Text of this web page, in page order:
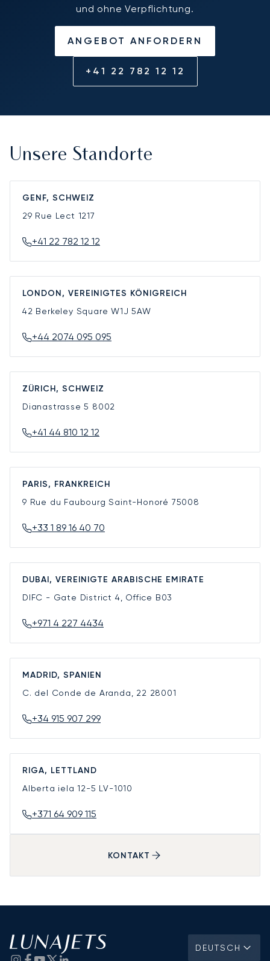
und ohne Verpflichtung.
ANGEBOT ANFORDERN
+41 22 782 12 12
Unsere Standorte
GENF, SCHWEIZ
29 Rue Lect 1217
+41 22 782 12 12
LONDON, VEREINIGTES KÖNIGREICH
42 Berkeley SquareW1J 5AW
+44 2074 095 095
ZÜRICH, SCHWEIZ
Dianastrasse 5 8002
+41 44 810 12 12
PARIS, FRANKREICH
9 Rue du Faubourg Saint-Honoré 75008
+33 1 89 16 40 70
DUBAI, VEREINIGTE ARABISCHE EMIRATE
DIFC - Gate District 4, Office B03
+971 4 227 4434
MADRID, SPANIEN
C. del Conde de Aranda, 22 28001
+34 915 907 299
RIGA, LETTLAND
Alberta iela 12-5 LV-1010
+371 64 909 115
KONTAKT
DEUTSCH